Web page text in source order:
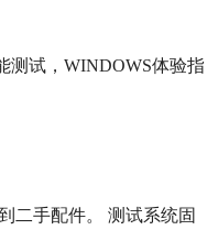
二手配件。 测试系统固